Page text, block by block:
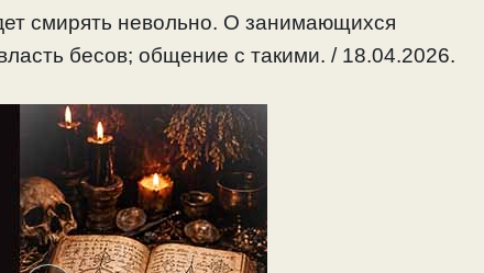
смирять невольно. О занимающихся
бесов; общение с такими. / 18.04.2026.